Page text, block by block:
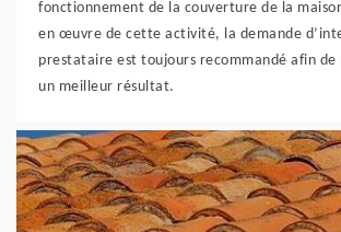
fonctionnement de la couverture de la
en œuvre de cette activité, la demande
prestataire est toujours recommandé afin
un meilleur résultat.